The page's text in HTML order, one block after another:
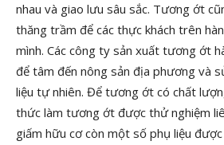
nhau và giao lưu sâu sắc. Tương ớt
thăng trầm để các thực khách trên
mình. Các công ty sản xuất tương ớt
để tâm đến nông sản địa phương và
liệu tự nhiên. Để tương ớt có chất
thức làm tương ớt được thử nghiệm
giấm hữu cơ còn một số phụ liệu